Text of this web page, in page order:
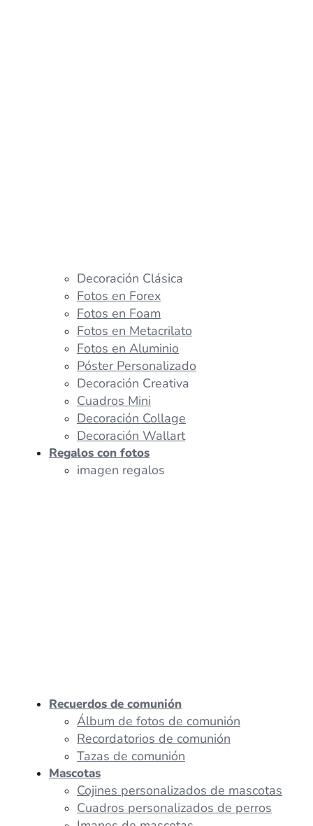
Decoración Clásica
Fotos en Forex
Fotos en Foam
Fotos en Metacrilato
Fotos en Aluminio
Póster Personalizado
Decoración Creativa
Cuadros Mini
Decoración Collage
Decoración Wallart
Regalos con fotos
imagen regalos
Recuerdos de comunión
Álbum de fotos de comunión
Recordatorios de comunión
Tazas de comunión
Mascotas
Cojines personalizados de mascotas
Cuadros personalizados de perros